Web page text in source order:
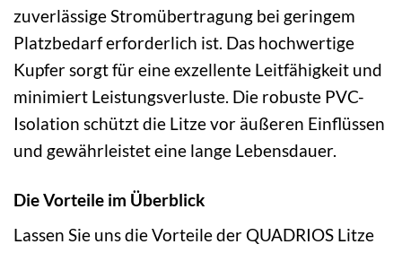
zuverlässige Stromübertragung bei geringem
Platzbedarf erforderlich ist. Das hochwertige
Kupfer sorgt für eine exzellente Leitfähigkeit und
minimiert Leistungsverluste. Die robuste PVC-
Isolation schützt die Litze vor äußeren Einflüssen
und gewährleistet eine lange Lebensdauer.
Die Vorteile im Überblick
Lassen Sie uns die Vorteile der QUADRIOS Litze